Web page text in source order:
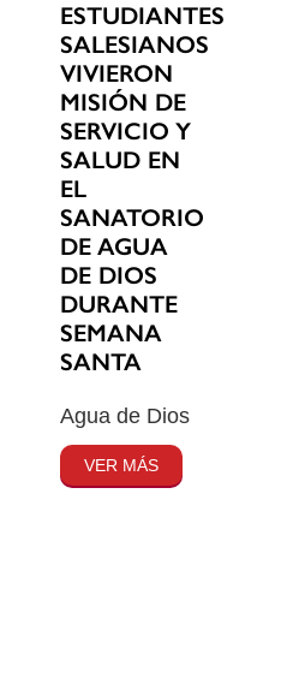
ESTUDIANTES
SALESIANOS
VIVIERON
MISIÓN DE
SERVICIO Y
SALUD EN
EL
SANATORIO
DE AGUA
DE DIOS
DURANTE
SEMANA
SANTA
Agua de Dios
VER MÁS